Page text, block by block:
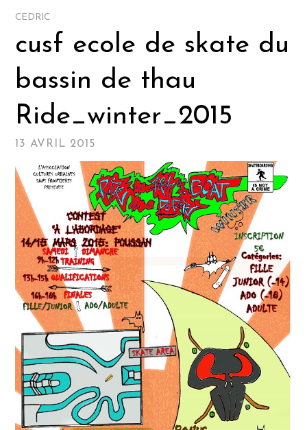
CEDRIC
cusf ecole de skate du
bassin de thau
Ride_winter_2015
13 AVRIL 2015